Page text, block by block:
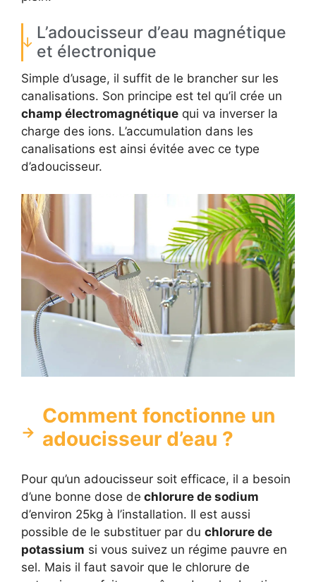
L’adoucisseur d’eau magnétique
et électronique
Simple d’usage, il suffit de le brancher sur les
canalisations. Son principe est tel qu’il crée un
champ électromagnétique qui va inverser la
charge des ions. L’accumulation dans les
canalisations est ainsi évitée avec ce type
d’adoucisseur.
Comment fonctionne un
adoucisseur d’eau ?
Pour qu’un adoucisseur soit efficace, il a besoin
d’une bonne dose de chlorure de sodium
d’environ 25kg à l’installation. Il est aussi
possible de le substituer par du chlorure de
potassium si vous suivez un régime pauvre en
sel. Mais il faut savoir que le chlorure de